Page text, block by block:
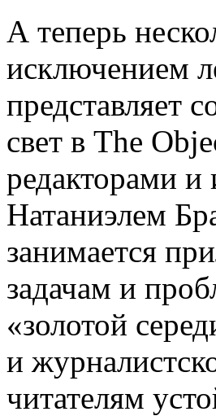
А теперь
исключением
представляет
свет в The
редакторами и
Натаниэлем
занимается
задачам и
«золотой
и
читателям